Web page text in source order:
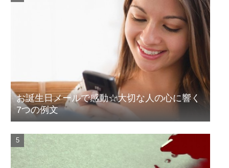
お誕生日メールで感動☆大切な人の心に響く
7つの例文